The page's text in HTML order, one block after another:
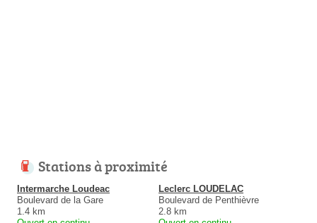
Stations à proximité
Intermarche Loudeac
Boulevard de la Gare
1.4 km
Leclerc LOUDELAC
Boulevard de Penthièvre
2.8 km